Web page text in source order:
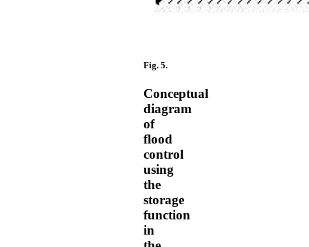
Fig. 5.
Conceptual
diagram
of
flood
control
using
the
storage
function
in